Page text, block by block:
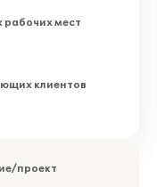
мест
клиентов
проект